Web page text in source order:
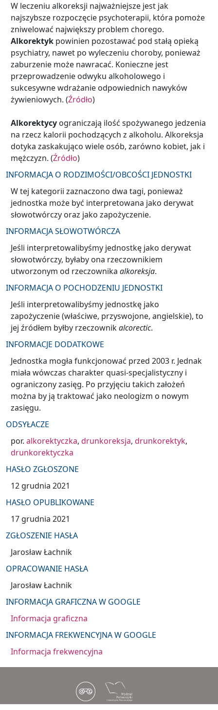
W leczeniu alkoreksji najważniejsze jest jak
najszybsze rozpoczęcie psychoterapii, która pomoże
zniwelować największy problem chorego.
Alkorektyk powinien pozostawać pod stałą opieką
psychiatry, nawet po wyleczeniu choroby, ponieważ
zaburzenie może nawracać. Konieczne jest
przeprowadzenie odwyku alkoholowego i
sukcesywne wdrażanie odpowiednich nawyków
żywieniowych. (Źródło)
Alkorektycy ograniczają ilość spożywanego jedzenia
na rzecz kalorii pochodzących z alkoholu. Alkoreksja
dotyka zaskakująco wiele osób, zarówno kobiet, jak i
mężczyzn. (Źródło)
INFORMACJA O RODZIMOŚCI/OBCOŚCI JEDNOSTKI
W tej kategorii zaznaczono dwa tagi, ponieważ
jednostka może być interpretowana jako derywat
słowotwórczy oraz jako zapożyczenie.
INFORMACJA SŁOWOTWÓRCZA
Jeśli interpretowalibyśmy jednostkę jako derywat
słowotwórczy, byłaby ona rzeczownikiem
utworzonym od rzeczownika alkoreksja.
INFORMACJA O POCHODZENIU JEDNOSTKI
Jeśli interpretowalibyśmy jednostkę jako
zapożyczenie (właściwe, przyswojone, angielskie), to
jej źródłem byłby rzeczownikalcorectic.
INFORMACJE DODATKOWE
Jednostka mogła funkcjonować przed 2003 r. Jednak
miała wówczas charakter quasi-specjalistyczny i
ograniczony zasięg. Po przyjęciu takich założeń
można by ją traktować jako neologizm o nowym
zasięgu.
ODSYŁACZE
por. alkorektyczka, drunkoreksja, drunkorektyk,
drunkorektyczka
HASŁO ZGŁOSZONE
12 grudnia 2021
HASŁO OPUBLIKOWANE
17 grudnia 2021
ZGŁOSZENIE HASŁA
Jarosław Łachnik
OPRACOWANIE HASŁA
Jarosław Łachnik
INFORMACJA GRAFICZNA W GOOGLE
Informacja graficzna
INFORMACJA FREKWENCYJNA W GOOGLE
Informacja frekwencyjna